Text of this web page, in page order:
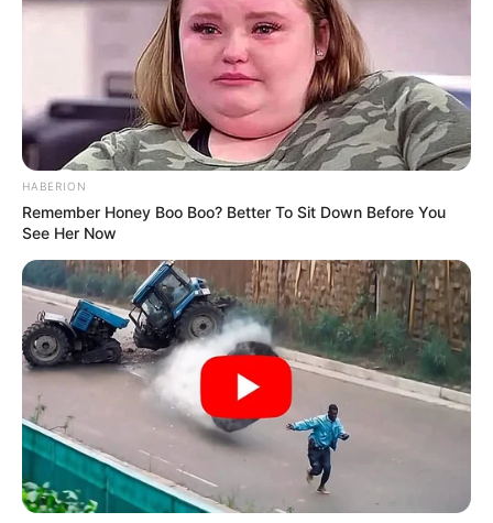
HABERION
Remember Honey Boo Boo? Better To Sit Down Before You
See Her Now